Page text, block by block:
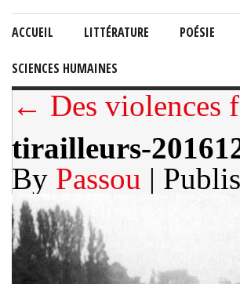
ACCUEIL LITTÉRATURE POÉSIE
SCIENCES HUMAINES
← Des violences
tirailleurs-
By Passou |